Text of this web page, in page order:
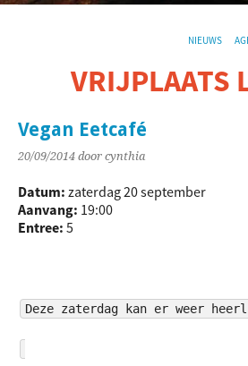
NIEUWS
VRIJPLAATS
Vegan Eetcafé
20/09/2014 door cynthia
Datum: zaterdag 20 september
Aanvang: 19:00
Entree: 5
Deze zaterdag kan er weer